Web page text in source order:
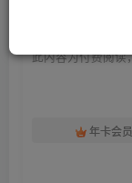
西哥有绝招做单
此内容为付费阅读
年卡会员